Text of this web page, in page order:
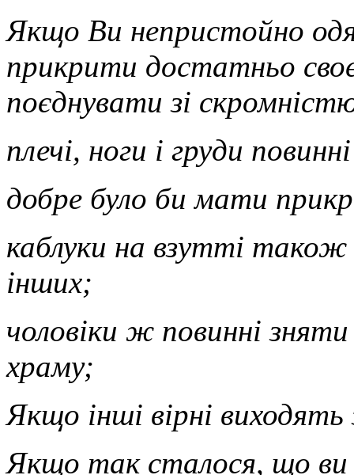
Якщо Ви непристойно
прикрити достатньо
поєднувати зі
плечі, ноги і груди
добре було би мати
каблуки на взутті також
інших;
чоловіки ж повинні зняти
храму;
Якщо інші вірні
Якщо так сталося, що ви